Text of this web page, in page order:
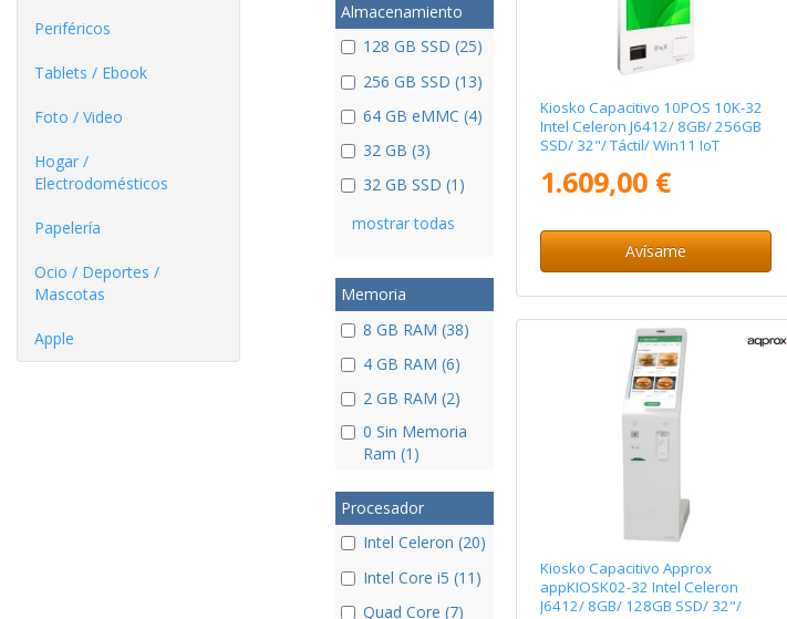
Periféricos
Tablets / Ebook
Foto / Video
Hogar /
Electrodomésticos
Papelería
Ocio / Deportes /
Mascotas
Apple
Almacenamiento
128 GB SSD (25)
256 GB SSD (13)
64 GB eMMC (4)
32 GB (3)
32 GB SSD (1)
mostrar todas
Memoria
8 GB RAM (38)
4 GB RAM (6)
2 GB RAM (2)
0 Sin Memoria
Ram (1)
Procesador
Intel Celeron (20)
Intel Core i5 (11)
Quad Core (7)
Kiosko Capacitivo 10POS 10K-32
Intel Celeron J6412/ 8GB/ 256GB
SSD/ 32"/ Táctil/ Win11 IoT
1.609,00 €
Avísame
Kiosko Capacitivo Approx
appKIOSK02-32 Intel Celeron
J6412/ 8GB/ 128GB SSD/ 32"/